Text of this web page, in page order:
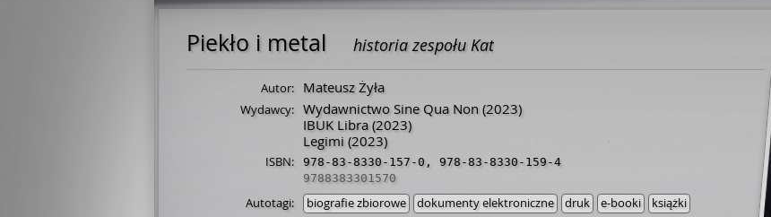
Piekło i metal historia zespołu Kat
Autor: Mateusz Żyła
Wydawcy: Wydawnictwo Sine Qua Non (2023)
IBUK Libra(2023)
Legimi (2023)
ISBN: 978-83-8330-157-0 , 978-83-8330-159-4
9788383301570
Autotagi: biografie zbiorowe dokumenty elektroniczne druk e-booki
książki